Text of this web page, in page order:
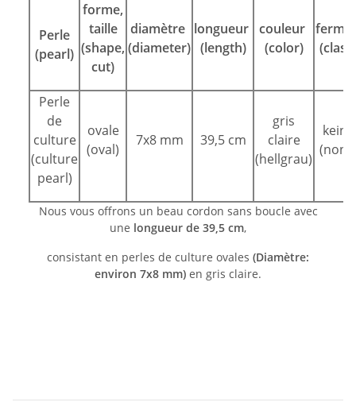
Perle
(pearl)
forme,
taille
(shape,
cut)
diamètre
(diameter)
longueur
(length)
couleur
(color)
Perle
de
culture
(culture
pearl)
ovale
(oval)
7x8 mm 39,5 cm
gris
claire
(hellgrau)
keine
Nous vous offrons un beau cordon sans boucle avec
une longueur de 39,5 cm,
consistant en perles de culture ovales (Diamètre:
environ 7x8 mm) en gris claire.